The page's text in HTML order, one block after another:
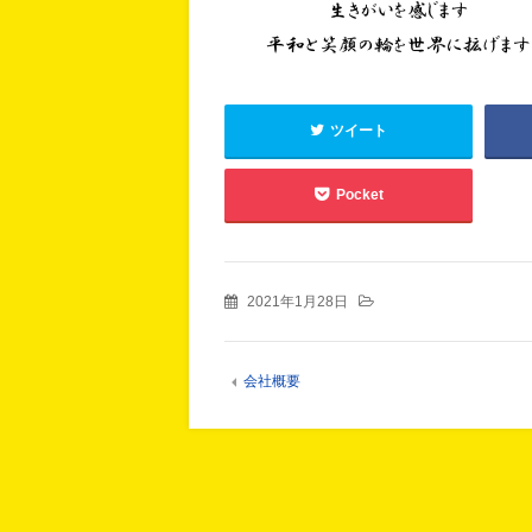
ツイート
Pocket
2021年1月28日
会社概要